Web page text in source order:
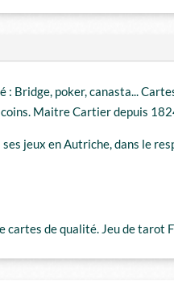
Piatnik
Bridge, poker, canasta...
Maitre Cartier depuis
jeux en Autriche, dans le
cartes de qualité. Jeu de tarot